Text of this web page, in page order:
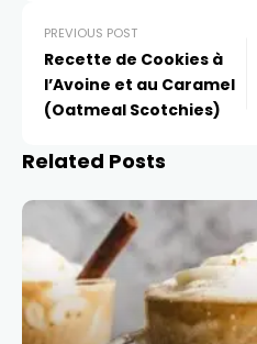
PREVIOUS POST
Recette de Cookies à
l’Avoine et au Caramel
(Oatmeal Scotchies)
Related Posts